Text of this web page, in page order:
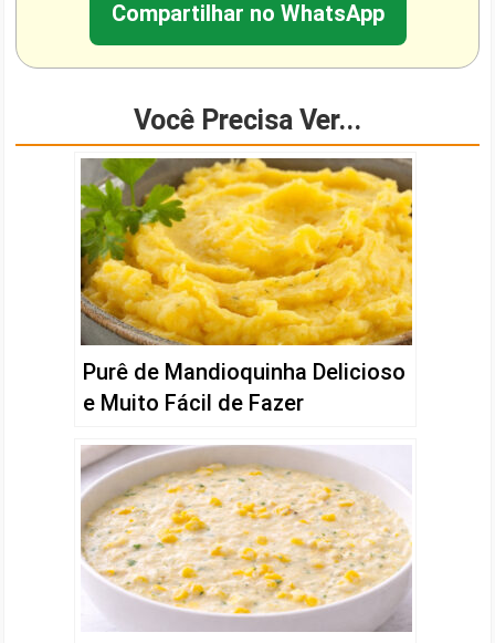
Compartilhar no WhatsApp
Você Precisa Ver...
Purê de Mandioquinha Delicioso
e Muito Fácil de Fazer